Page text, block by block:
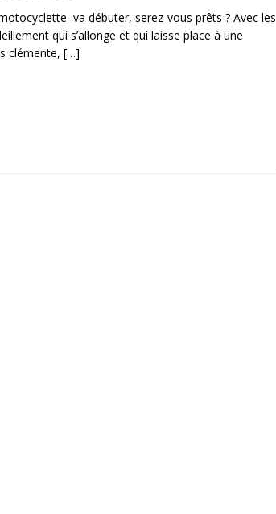
va débuter, serez-vous prêts ? Avec les
qui s’allonge et qui laisse place à une
clémente, […]